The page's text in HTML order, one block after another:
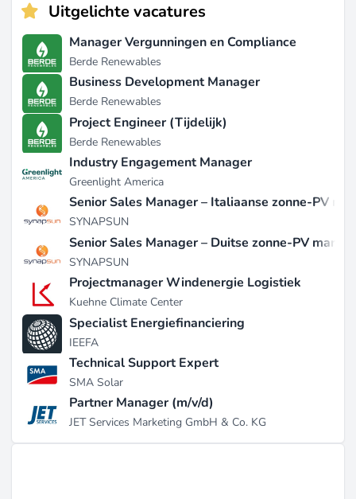
Uitgelichte vacatures
Manager Vergunningen en Compliance
Berde Renewables
Business Development Manager
Berde Renewables
Project Engineer (Tijdelijk)
Berde Renewables
Industry Engagement Manager
Greenlight America
Senior Sales Manager – Italiaanse zonne-PV
SYNAPSUN
Senior Sales Manager – Duitse zonne-PV markt
SYNAPSUN
Projectmanager Windenergie Logistiek
Kuehne Climate Center
Specialist Energiefinanciering
IEEFA
Technical Support Expert
SMA Solar
Partner Manager (m/v/d)
JET Services Marketing GmbH & Co. KG